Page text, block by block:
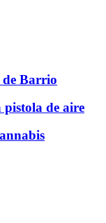
Barrio
de aire